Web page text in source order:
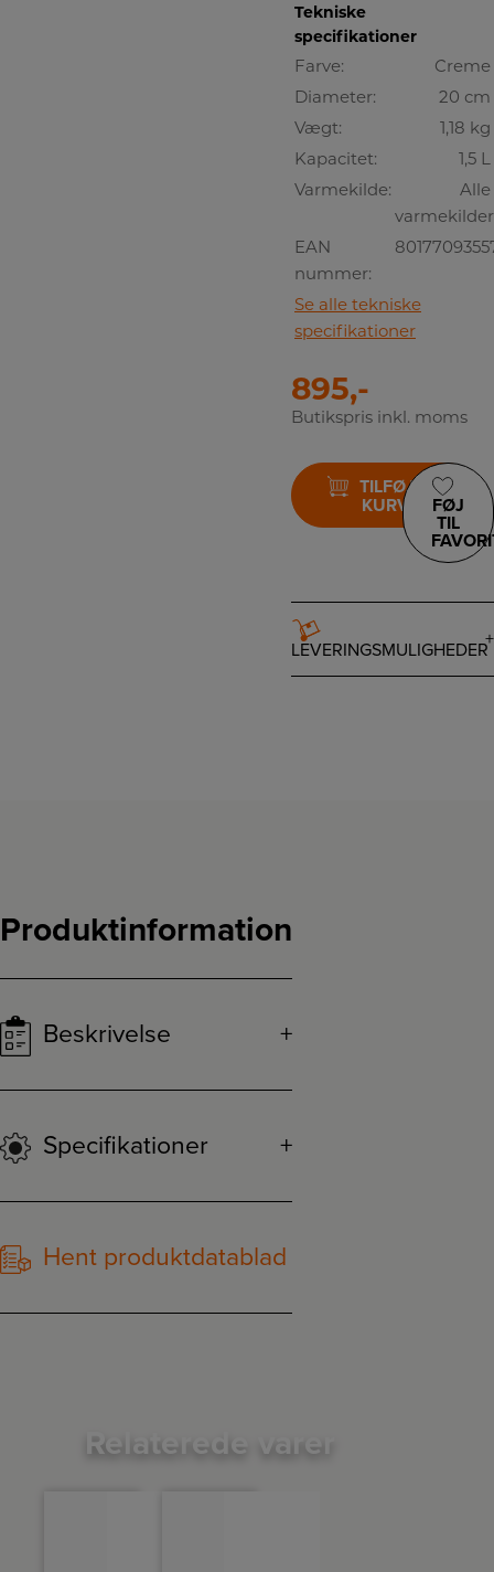
Tekniske
specifikationer
Farve:
Creme
Diameter:
20 cm
Vægt:
1,18 kg
Kapacitet:
1,5 L
Varmekilde:
Alle
varmekilder
EAN
nummer:
Se alle tekniske
specifikationer
895,-
Butikspris inkl. moms
TILFØJ TIL
KURV
FØJ
TIL
LEVERINGSMULIGHEDER
Produktinformation
Beskrivelse
Specifikationer
Hent produktdatablad
Relaterede varer